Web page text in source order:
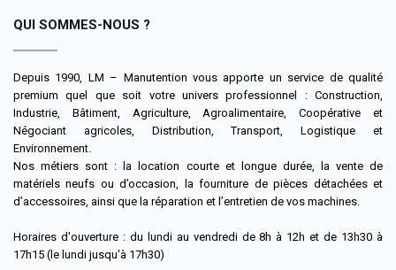
QUI SOMMES-NOUS ?
Depuis 1990, LM – Manutention vous apporte un service de qualité
premium quel que soit votre univers professionnel : Construction,
Industrie, Bâtiment, Agriculture, Agroalimentaire, Coopérative et
Négociant agricoles, Distribution, Transport, Logistique et
Environnement.
Nos métiers sont : la location courte et longue durée, la vente de
matériels neufs ou d’occasion, la fourniture de pièces détachées et
d’accessoires, ainsi que la réparation et l’entretien de vos machines.
Horaires d'ouverture : du lundi au vendredi de 8h à 12h et de 13h30 à
17h15 (le lundi jusqu'à 17h30)